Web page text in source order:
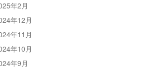
年2月
年12月
年11月
年10月
年9月